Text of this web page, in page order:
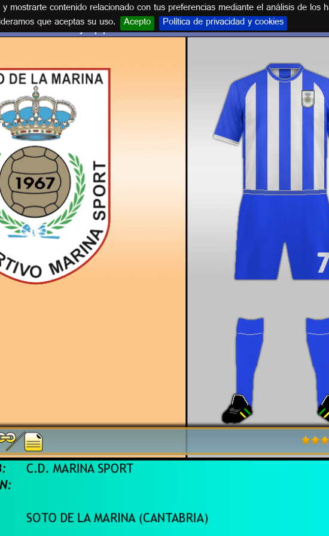
mostrarte contenido relacionado con tus preferencias mediante el análisis de los
que aceptas su uso. Acepto Política de privacidad y cookies
Escudo y equipación C.D. MARINA SPORT